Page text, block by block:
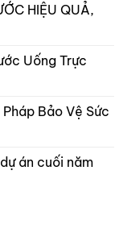
HIỆU QUẢ,
Uống Trực
Bảo Vệ Sức
án cuối năm